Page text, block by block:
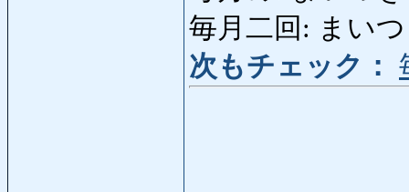
毎月二回: まい
次もチェック：